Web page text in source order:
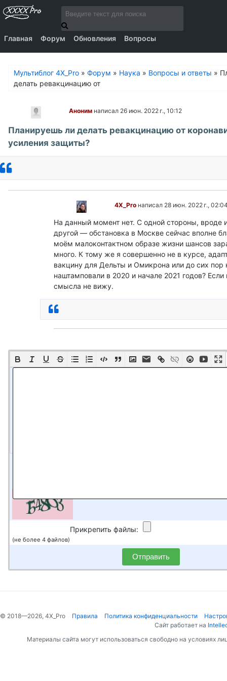
Главная Форум Обновления Вопросы
Мультиблог 4X_Pro » Форум » Наука » Вопросы и ответы »
делать ревакцинацию от
Аноним написал 26 июн. 2022 г., 10:12
Планируешь ли делать ревакцинацию от
усиления защиты?
4X_Pro написал 28 июн. 2022 г.,
На данный момент нет. С одной стороны, вроде
другой — обстановка в Москве сейчас вполне
моём малоконтактном образе жизни шансов
много. К тому же я совершенно не в курсе,
вакцину для Дельты и Омикрона или до сих пор
наштамповали в 2020 и начале 2021 годов? Если
смысла не вижу.
Прикрепить файлы:
(не более 4 файлов)
Отправить
© 2018—2026, 4X_Pro Правила Политика конфиденциальности
Сайт работает на
Материалы сайта могут использоваться свободно на условиях